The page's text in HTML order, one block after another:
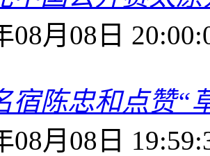
08月08日
宿陈忠和点赞“
08月08日